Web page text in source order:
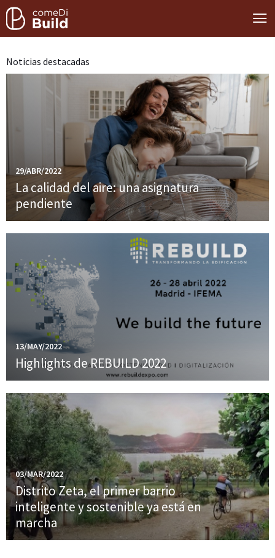
Noticias destacadas
29/ABR/2022
La calidad del aire: una asignatura
pendiente
13/MAY/2022
Highlights de REBUILD 2022
03/MAR/2022
Distrito Zeta, el primer barrio
inteligente y sostenible ya está en
marcha